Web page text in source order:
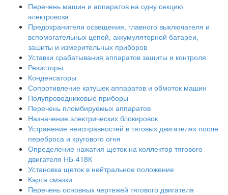
Перечень машин и аппаратов на одну секцию
электровоза
Предохранители освещения, главного выключателя и
вспомогательных цепей, аккумуляторной батареи,
зашиты и измерительных приборов
Уставки срабатывания аппаратов зашиты и контроля
Резисторы
Конденсаторы
Сопротивление катушек аппаратов и обмоток машин
Полупроводниковые приборы
Перечень пломбируемых аппаратов
Назначение электрических блокировок
Устранение неисправностей в тяговых двигателях после
переброса и кругового огня
Определение нажатия щеток на коллектор тягового
двигателя НБ-418К
Установка щеток в нейтральное положение
Карта смазки
Перечень основных чертежей тягового двигателя